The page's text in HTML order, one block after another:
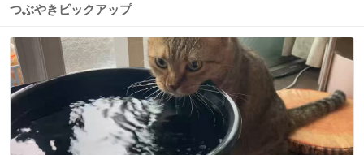
つぶやきピックアップ